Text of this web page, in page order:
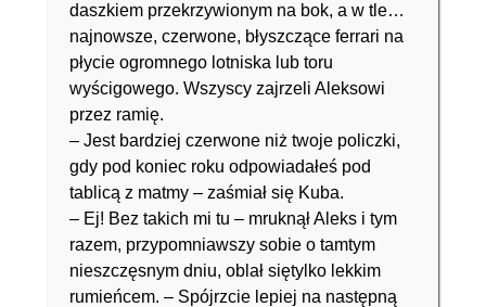
daszkiem przekrzywionym na bok, a w tle…
najnowsze, czerwone, błyszczące ferrari na
płycie ogromnego lotniska lub toru
wyścigowego. Wszyscy zajrzeli Aleksowi
przez ramię.
– Jest bardziej czerwone niż twoje policzki,
gdy pod koniec roku odpowiadałeś pod
tablicą z matmy – zaśmiał się Kuba.
– Ej! Bez takich mi tu – mruknął Aleks i tym
razem, przypomniawszy sobie o tamtym
nieszczęsnym dniu, oblał siętylko lekkim
rumieńcem. – Spójrzcie lepiej na następną